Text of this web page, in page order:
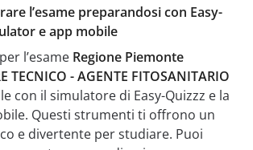
l’esame preparandosi con Easy-
e app mobile
l’esame Regione Piemonte
TECNICO - AGENTE FITOSANITARIO
con il simulatore di Easy-Quizzz e la
Questi strumenti ti offrono un
e divertente per studiare. Puoi